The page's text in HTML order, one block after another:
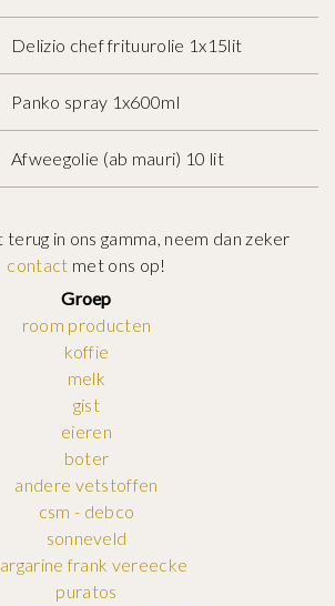
Delizio chef frituurolie 1x15lit
Panko spray 1x600ml
Afweegolie (ab mauri) 10 lit
in ons gamma, neem dan zeker
contact met ons op!
Groep
room producten
koffie
melk
gist
eieren
boter
andere vetstoffen
csm - debco
sonneveld
frank vereecke
puratos